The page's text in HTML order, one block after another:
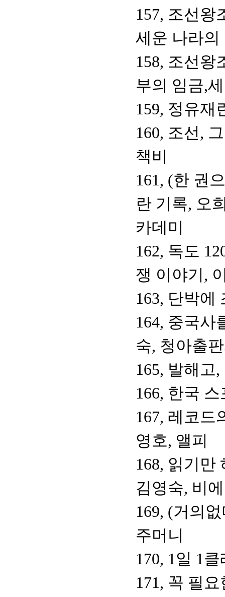
157, 조선왕
세운 나라의
158, 조선왕
부의 임금,
159, 정유재
160, 조선,
책비
161, (한 권
란 기록, 오
카데미
162, 독도
쟁 이야기,
163, 단박에
164, 중국사
숙, 청아출
165, 발해고
166, 한국
167, 레코드
영호, 앨피
168, 읽기만
김영숙, 비
169, (거의
주머니
170, 1일 1
171, 꼭 필